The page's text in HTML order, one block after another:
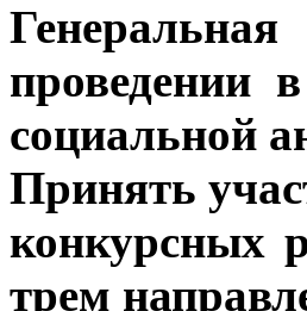
проведении
социальной
Принять
конкурсных
трем